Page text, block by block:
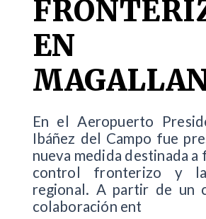
EN
En el Aeropuerto
Ibáñez del Campo fue
nueva medida destinada
control fronterizo y la
regional. A partir de un
colaboración ent